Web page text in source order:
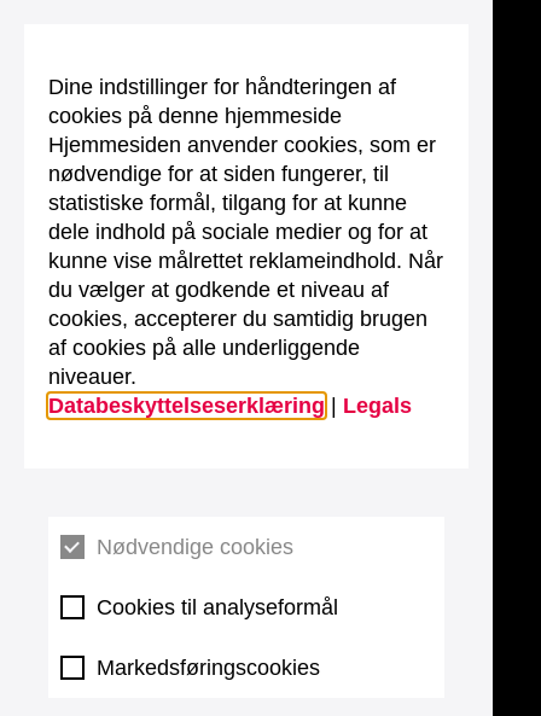
Dine indstillinger for håndteringen af
cookies på denne hjemmeside
Hjemmesiden anvender cookies, som er
nødvendige for at siden fungerer, til
statistiske formål, tilgang for at kunne
dele indhold på sociale medier og for at
kunne vise målrettet reklameindhold. Når
du vælger at godkende et niveau af
cookies, accepterer du samtidig brugen
af cookies på alle underliggende
niveauer.
Databeskyttelseserklæring
Legals
Nødvendige cookies
Cookies til analyseformål
Markedsføringscookies